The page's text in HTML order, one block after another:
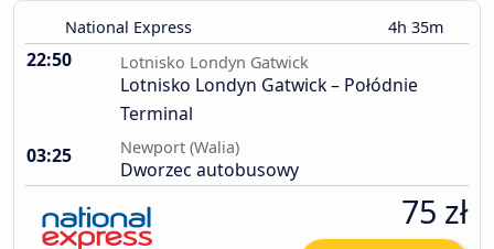
National Express 4h 35m
22:50 Lotnisko Londyn Gatwick
Lotnisko Londyn Gatwick – Połódnie
Terminal
03:25
Newport (Walia)
Dworzec autobusowy
75 zł